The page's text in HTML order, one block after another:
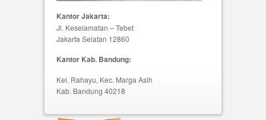
Kantor Jakarta:
Jl. Keselamatan – Tebet
Jakarta Selatan 12860
Kantor Kab. Bandung:
Kel. Rahayu, Kec. Marga Asih
Kab. Bandung 40218